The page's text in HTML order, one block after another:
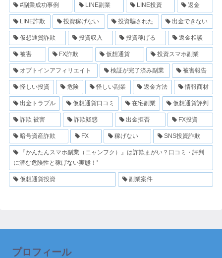
#副業成功事例 LINE副業 LINE投資 返金
LINE詐欺 投資稼げない 投資騙された 出金できない
仮想通貨詐欺 投資収入 投資稼げる 返金相談
被害 FX詐欺 仮想通貨 投資スマホ副業
オプトインアフィリエイト 検証が完了済み副業 被害報告
怪しい投資 危険 怪しい副業 返金方法 情報商材
出金トラブル 仮想通貨口コミ 在宅副業 仮想通貨評判
詐欺 被害 詐欺疑惑 出金拒否 FX投資
暗号資産詐欺 FX 稼げない SNS投資詐欺
『かんたんスマホ副業（ニャンフク）』は詐欺まがい？口コミ・評判
に潜む危険性と稼げない実態！'
仮想通貨投資 副業案件
プロフィール